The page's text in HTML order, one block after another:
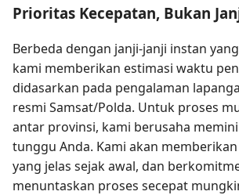
Prioritas Kecepatan, Bukan
Berbeda dengan janji-janji instan
kami memberikan estimasi waktu
didasarkan pada pengalaman
resmi Samsat/Polda. Untuk proses
antar provinsi, kami berusaha
tunggu Anda. Kami akan
yang jelas sejak awal, dan
menuntaskan proses secepat